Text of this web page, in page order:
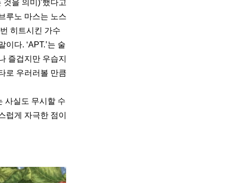
을 의미)’했다고
루노 마스는 노스
히트시킨 가수
다. ‘APT.’는 술
즐겁지만 우습지
로 우러러볼 만큼
사실도 무시할 수
럽게 자극한 점이